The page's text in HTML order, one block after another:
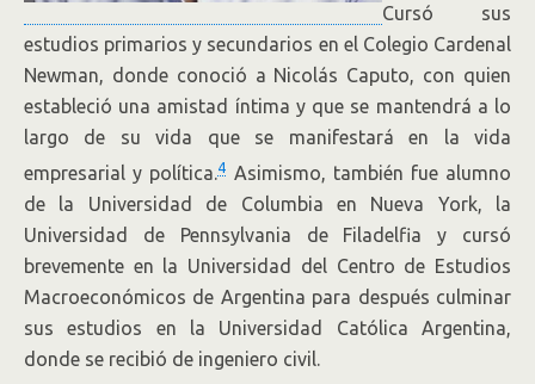
Cursó sus
estudios primarios y secundarios en el Colegio Cardenal
Newman, donde conoció a Nicolás Caputo, con quien
estableció una amistad íntima y que se mantendrá a lo
largo de su vida que se manifestará en la vida
empresarial y política.4 Asimismo, también fue alumno
de la Universidad de Columbia en Nueva York, la
Universidad de Pennsylvania de Filadelfia y cursó
brevemente en la Universidad del Centro de Estudios
Macroeconómicos de Argentina para después culminar
sus estudios en la Universidad Católica Argentina,
donde se recibió de ingeniero civil.